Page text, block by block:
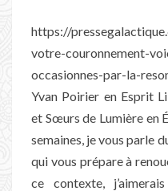
https://
votre-couronnement-
occasionnes-par-la-
Yvan Poirier en Esprit
et Sœurs de Lumière en
semaines, je vous parle
qui vous prépare à
ce contexte,